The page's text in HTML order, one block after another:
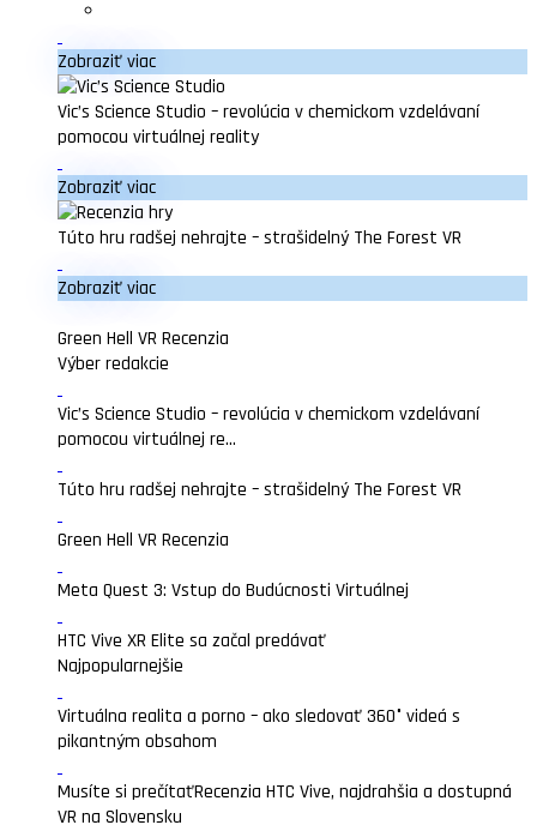
Zobraziť viac
Vic’s Science Studio – revolúcia v chemickom vzdelávaní
pomocou virtuálnej reality
Zobraziť viac
Túto hru radšej nehrajte – strašidelný The Forest VR
Zobraziť viac
Green Hell VR Recenzia
Výber redakcie
Vic’s Science Studio – revolúcia v chemickom vzdelávaní
pomocou virtuálnej re...
Túto hru radšej nehrajte – strašidelný The Forest VR
Green Hell VR Recenzia
Meta Quest 3: Vstup do Budúcnosti Virtuálnej
HTC Vive XR Elite sa začal predávať
Najpopularnejšie
Virtuálna realita a porno – ako sledovať 360° videá s
pikantným obsahom
Musíte si prečítaťRecenzia HTC Vive, najdrahšia a dostupná
VR na Slovensku